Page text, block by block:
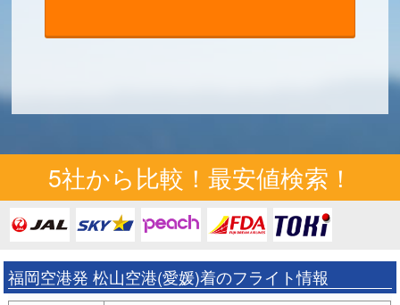
5社から比較！最安値検索！
福岡空港発 松山空港(愛媛)着のフライト情報